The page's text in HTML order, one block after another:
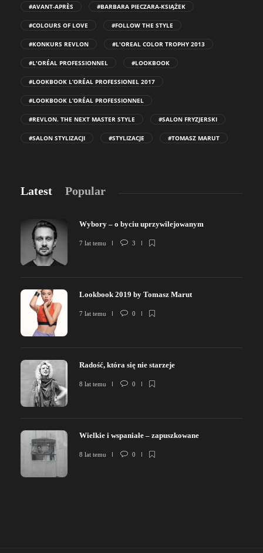
#AVANT-APRÈS #BARBARA PIECZARA-KSIĄŻEK
#COLOURS OF LOVE #FOLLOW THE STYLE
#KONKURS REVLON #L'OREAL COLOR TROPHY 2013
#L'ORÉAL PROFESSIONNEL #LOOKBOOK
#LOOKBOOK L’ORÉAL PROFESSIONEL 2017
#LOOKBOOK L’ORÉAL PROFESSIONNEL
#REVLON. THE NEXT MASTER STYLE #SALON FRYZJERSKI
#SALON STYLIZACJI #STYLIZACJE #TOMASZ MARUT
Latest Popular
Wybory – o byciu uprzywilejowanym
7 lat temu 3
Lookbook 2019 by Tomasz Marut
7 lat temu 0
Radość, która się nie starzeje
8 lat temu 0
Wielkie i wspaniałe – zapuszkowane
8 lat temu 0